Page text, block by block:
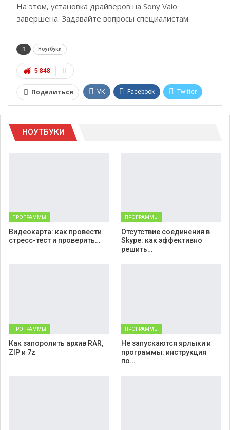
На этом, установка драйверов на Sony Vaio
завершена. Задавайте вопросы специалистам.
Ноутбуки
5 848
Поделиться VK Facebook Twitter
Telegram
НОУТБУКИ
ПРОГРАММЫ
Видеокарта: как провести
стресс-тест и проверить…
ПРОГРАММЫ
Отсутствие соединения в
Skype: как эффективно
решить…
ПРОГРАММЫ
Как запоролить архив RAR,
ZIP и 7z
ПРОГРАММЫ
Не запускаются ярлыки и
программы: инструкция
по…